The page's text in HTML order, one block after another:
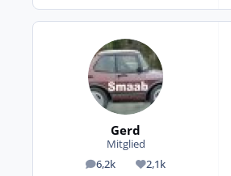
Gerd
Mitglied
6,2k
Beiträge 2,1k
Reputation